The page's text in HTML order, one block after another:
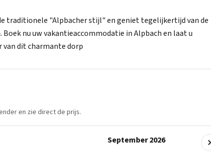
traditionele "Alpbacher stijl" en geniet tegelijkertijd van de
nu uw vakantieaccommodatie in Alpbach en laat u
van dit charmante dorp
en zie direct de prijs.
September 2026